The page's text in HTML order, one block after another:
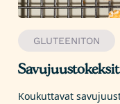
GLUTEENITON
Savujuustokeksit
Koukuttavat